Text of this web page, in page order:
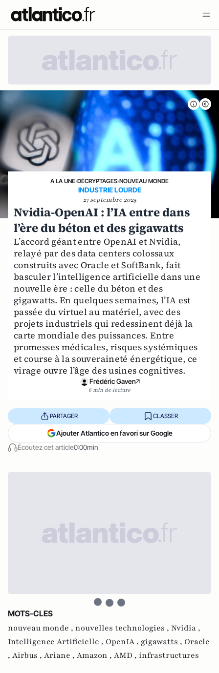
A LA UNE›DÉCRYPTAGES›NOUVEAU MONDE
INDUSTRIE LOURDE
27 septembre 2025
Nvidia-OpenAI : l’IA entre dans
l’ère du béton et des gigawatts
L’accord géant entre OpenAI et Nvidia,
relayé par des data centers colossaux
construits avec Oracle et SoftBank, fait
basculer l’intelligence artificielle dans une
nouvelle ère : celle du béton et des
gigawatts. En quelques semaines, l’IA est
passée du virtuel au matériel, avec des
projets industriels qui redessinent déjà la
carte mondiale des puissances. Entre
promesses médicales, risques systémiques
et course à la souveraineté énergétique, ce
virage ouvre l’âge des usines cognitives.
Frédéric Gaven
6 min de lecture
Écoutez cet article0:00min
PARTAGER CLASSER
Ajouter Atlantico en favori sur Google
MOTS-CLES
nouveau monde , nouvelles technologies , Nvidia ,
Intelligence Artificielle , OpenIA , gigawatts , Oracle
, Airbus , Ariane , Amazon , AMD , infrastructures